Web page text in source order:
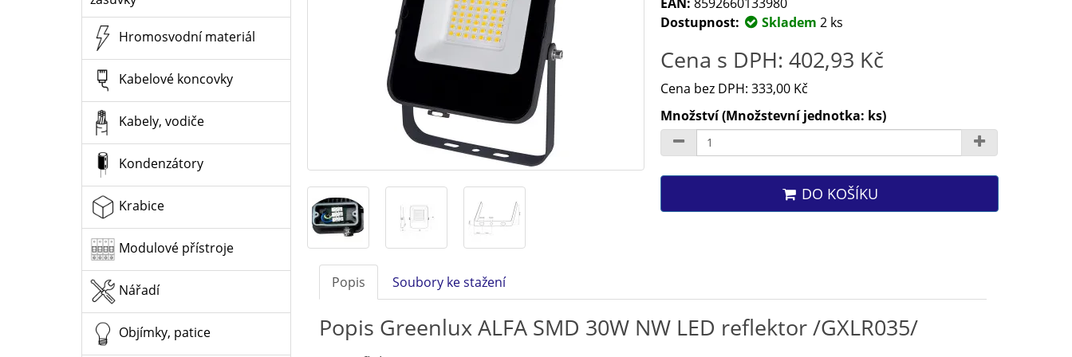
Hromosvodní materiál
Kabelové koncovky
Kabely, vodiče
Kondenzátory
Krabice
Modulové přístroje
Nářadí
Objímky, patice
Dostupnost:
Skladem 2 ks
Cena s DPH: 402,93 Kč
Cena bez DPH: 333,00 Kč
Množství (Množstevní jednotka: ks)
DO KOŠÍKU
Popis Soubory ke stažení
Popis Greenlux ALFA SMD 30W NW LED reflektor /GXLR035/